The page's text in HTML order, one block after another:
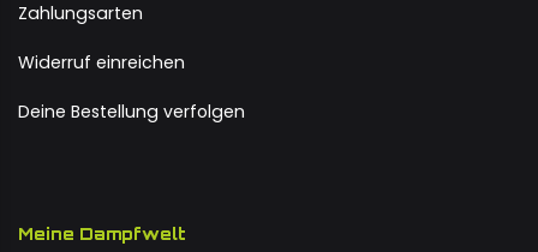
Zahlungsarten
Widerruf einreichen
Deine Bestellung verfolgen
Meine Dampfwelt